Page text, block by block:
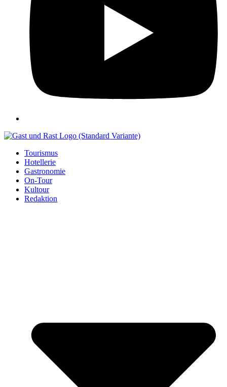
Tourismus
Hotellerie
Gastronomie
On-Tour
Kultour
Redaktion